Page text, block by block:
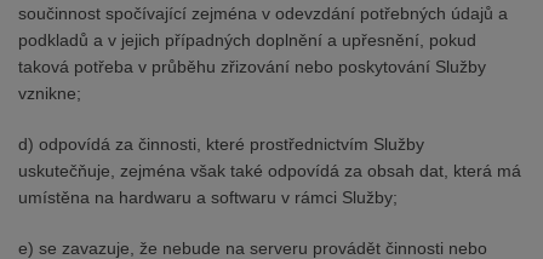
součinnost spočívající zejména v odevzdání potřebných údajů a
podkladů a v jejich případných doplnění a upřesnění, pokud
taková potřeba v průběhu zřizování nebo poskytování Služby
vznikne;
d) odpovídá za činnosti, které prostřednictvím Služby
uskutečňuje, zejména však také odpovídá za obsah dat, která má
umístěna na hardwaru a softwaru v rámci Služby;
e) se zavazuje, že nebude na serveru provádět činnosti nebo